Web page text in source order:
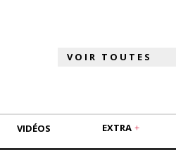
VIDÉOS EXTRA